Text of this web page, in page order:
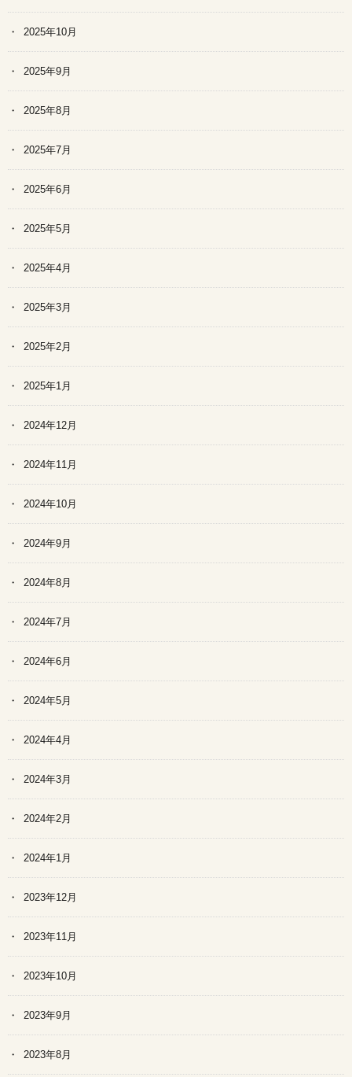
2025年10月
2025年9月
2025年8月
2025年7月
2025年6月
2025年5月
2025年4月
2025年3月
2025年2月
2025年1月
2024年12月
2024年11月
2024年10月
2024年9月
2024年8月
2024年7月
2024年6月
2024年5月
2024年4月
2024年3月
2024年2月
2024年1月
2023年12月
2023年11月
2023年10月
2023年9月
2023年8月